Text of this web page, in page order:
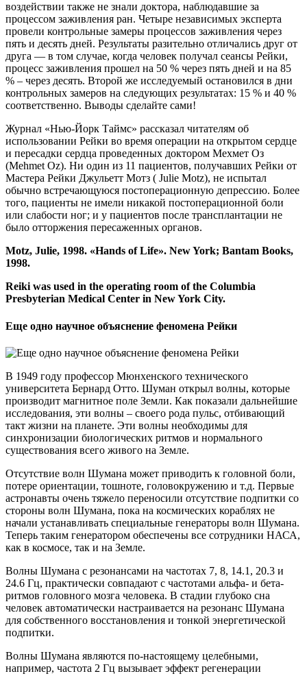
воздействии также не знали доктора, наблюдавшие за
процессом заживления ран. Четыре независимых эксперта
провели контрольные замеры процессов заживления через
пять и десять дней. Результаты разительно отличались друг от
друга — в том случае, когда человек получал сеансы Рейки,
процесс заживления прошел на 50 % через пять дней и на 85
% – через десять. Второй же исследуемый остановился в дни
контрольных замеров на следующих результатах: 15 % и 40 %
соответственно. Выводы сделайте сами!
Журнал «Нью-Йорк Таймс» рассказал читателям об
использовании Рейки во время операции на открытом сердце
и пересадки сердца проведенных доктором Мехмет Оз
(Mehmet Oz). Ни один из 11 пациентов, получавших Рейки от
Мастера Рейки Джульетт Мотз ( Julie Motz), не испытал
обычно встречающуюся постоперационную депрессию. Более
того, пациенты не имели никакой постоперационной боли
или слабости ног; и у пациентов после трансплантации не
было отторжения пересаженных органов.
Motz, Julie, 1998. «Hands of Life». New York; Bantam Books,
1998.
Reiki was used in the operating room of the Columbia
Presbyterian Medical Center in New York City.
Еще одно научное объяснение феномена Рейки
В 1949 году профессор Мюнхенского технического
университета Бернард Отто. Шуман открыл волны, которые
производит магнитное поле Земли. Как показали дальнейшие
исследования, эти волны – своего рода пульс, отбивающий
такт жизни на планете. Эти волны необходимы для
синхронизации биологических ритмов и нормального
существования всего живого на Земле.
Отсутствие волн Шумана может приводить к головной боли,
потере ориентации, тошноте, головокружению и т.д. Первые
астронавты очень тяжело переносили отсутствие подпитки со
стороны волн Шумана, пока на космических кораблях не
начали устанавливать специальные генераторы волн Шумана.
Теперь таким генератором обеспечены все сотрудники НАСА,
как в космосе, так и на Земле.
Волны Шумана с резонансами на частотах 7, 8, 14.1, 20.3 и
24.6 Гц, практически совпадают с частотами альфа- и бета-
ритмов головного мозга человека. В стадии глубоко сна
человек автоматически настраивается на резонанс Шумана
для собственного восстановления и тонкой энергетической
подпитки.
Волны Шумана являются по-настоящему целебными,
например, частота 2 Гц вызывает эффект регенерации